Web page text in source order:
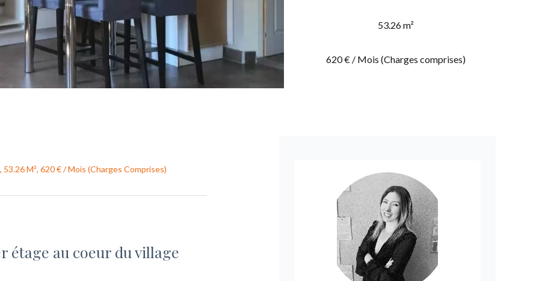
53.26 m²
620 € / Mois (Charges comprises)
M², 620 € / Mois (Charges Comprises)
étage au coeur du village